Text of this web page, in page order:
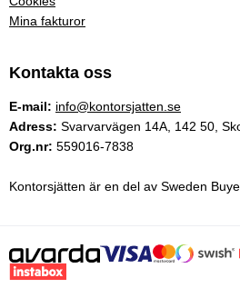
Mina fakturor
Kontakta oss
E-mail: info@kontorsjatten.se
Adress: Svarvarvägen 14A, 142 50,
Org.nr: 559016-7838
Kontorsjätten är en del av Sweden